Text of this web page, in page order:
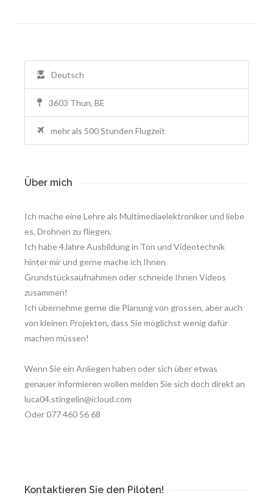
Deutsch
3603 Thun, BE
mehr als 500 Stunden Flugzeit
Über mich
Ich mache eine Lehre als Multimediaelektroniker und liebe
es, Drohnen zu fliegen.
Ich habe 4Jahre Ausbildung in Ton und Videotechnik
hinter mir und gerne mache ich Ihnen
Grundstücksaufnahmen oder schneide Ihnen Videos
zusammen!
Ich übernehme gerne die Planung von grossen, aber auch
von kleinen Projekten, dass Sie möglichst wenig dafür
machen müssen!
Wenn Sie ein Anliegen haben oder sich über etwas
genauer informieren wollen melden Sie sich doch direkt an
luca04.stingelin@icloud.com
Oder 077 460 56 68
Kontaktieren Sie den Piloten!